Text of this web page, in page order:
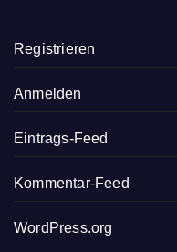
Registrieren
Anmelden
Eintrags-Feed
Kommentar-Feed
WordPress.org